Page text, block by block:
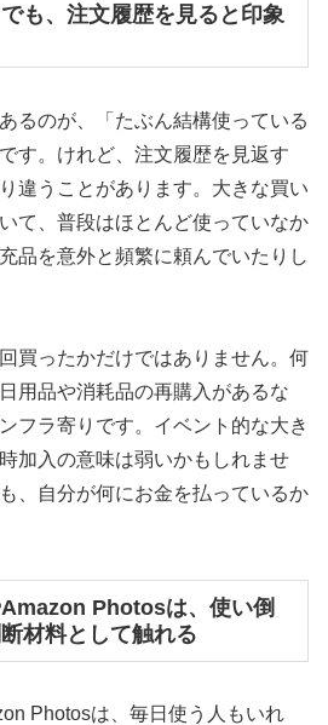
も、注文履歴を見ると印象
るのが、「たぶん結構使っている
す。けれど、注文履歴を見返す
違うことがあります。大きな買い
て、普段はほとんど使っていなか
品を意外と頻繁に頼んでいたりし
買ったかだけではありません。何
用品や消耗品の再購入があるな
フラ寄りです。イベント的な大き
加入の意味は弱いかもしれませ
、自分が何にお金を払っているか
Photosは、使い倒
材料として触れる
Photosは、毎日使う人もいれ